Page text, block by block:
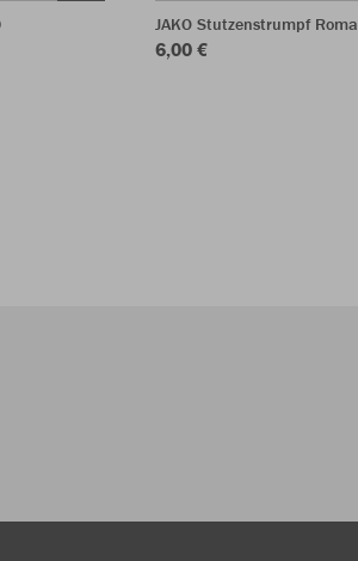
JAKO Stutzenstrumpf Roma
6,00 €